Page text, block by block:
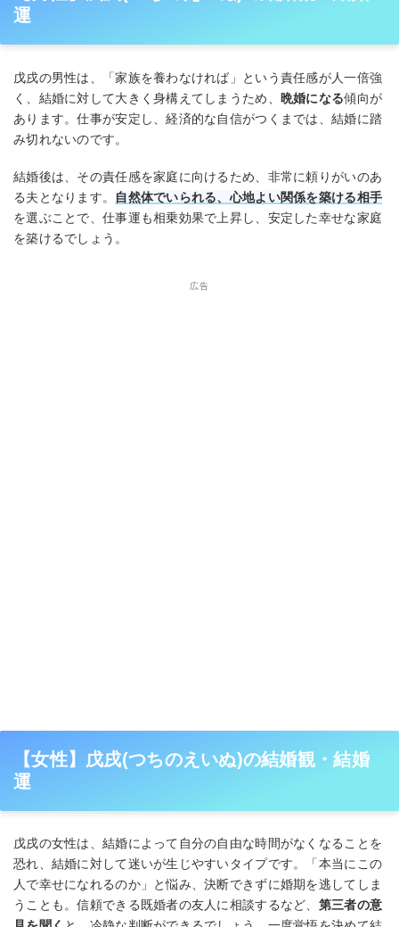
運
戊戌の男性は、「家族を養わなければ」という責任感が人一倍強
く、結婚に対して大きく身構えてしまうため、 晩婚になる傾向が
あります。仕事が安定し、経済的な自信がつくまでは、結婚に踏
み切れないのです。
結婚後は、その責任感を家庭に向けるため、非常に頼りがいのあ
る夫となります。
自然体でいられる、心地よい関係を築ける相手
を選ぶことで、仕事運も相乗効果で上昇し、安定した幸せな家庭
を築けるでしょう。
広告
【女性】戊戌(つちのえいぬ)の結婚観・結婚
運
戊戌の女性は、結婚によって自分の自由な時間がなくなることを
恐れ、結婚に対して迷いが生じやすいタイプです。「本当にこの
人で幸せになれるのか」と悩み、決断できずに婚期を逃してしま
うことも。信頼できる既婚者の友人に相談するなど、 第三者の意